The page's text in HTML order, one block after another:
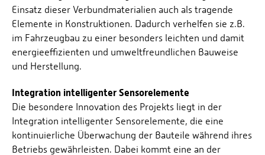
Einsatz dieser Verbundmaterialien auch als tragende
Elemente in Konstruktionen. Dadurch verhelfen sie z.B.
im Fahrzeugbau zu einer besonders leichten und damit
energieeffizienten und umweltfreundlichen Bauweise
und Herstellung.
Integration intelligenter Sensorelemente
Die besondere Innovation des Projekts liegt in der
Integration intelligenter Sensorelemente, die eine
kontinuierliche Überwachung der Bauteile während ihres
Betriebs gewährleisten. Dabei kommt eine an der